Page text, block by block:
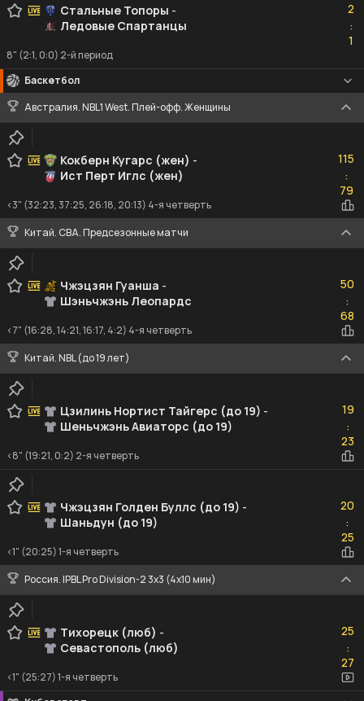
Стальные Топоры -
Ледовые Спартанцы
2
:1
1
8" (2:1, 0:0) 2-й период
Баскетбол
Австралия. NBL1 West. Плей-офф. Женщины
Кокберн Кугарс (жен) -
Ист Перт Иглс (жен)
115
:79
79
<3" (32:23, 37:25, 26:18, 20:13) 4-я четверть
Китай. CBA. Предсезонные матчи
Чжэцзян Гуанша -
Шэньчжэнь Леопардс
50
:68
68
<7" (16:28, 14:21, 16:17, 4:2) 4-я четверть
Китай. NBL (до 19 лет)
Цзилинь Нортист Тайгерс (до 19) -
Шеньчжэнь Авиаторс (до 19)
19
:23
23
<8" (19:21, 0:2) 2-я четверть
Чжэцзян Голден Буллс (до 19) -
Шаньдун (до 19)
20
:25
25
<1" (20:25) 1-я четверть
Россия. IPBL Pro Division-2 3x3 (4x10 мин)
Тихорецк (люб) -
Севастополь (люб)
25
:27
27
<1" (25:27) 1-я четверть